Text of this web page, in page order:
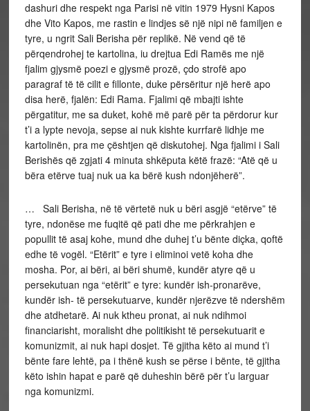
dashuri dhe respekt nga Parisi në vitin 1979 Hysni Kapos
dhe Vito Kapos, me rastin e lindjes së një nipi në familjen e
tyre, u ngrit Sali Berisha për replikë. Në vend që të
përqendrohej te kartolina, iu drejtua Edi Ramës me një
fjalim gjysmë poezi e gjysmë prozë, çdo strofë apo
paragraf të të cilit e fillonte, duke përsëritur një herë apo
disa herë, fjalën: Edi Rama. Fjalimi që mbajti ishte
përgatitur, me sa duket, kohë më parë për ta përdorur kur
t’i a lypte nevoja, sepse ai nuk kishte kurrfarë lidhje me
kartolinën, pra me çështjen që diskutohej. Nga fjalimi i Sali
Berishës që zgjati 4 minuta shkëputa këtë frazë: “Atë që u
bëra etërve tuaj nuk ua ka bërë kush ndonjëherë”.
… Sali Berisha, në të vërtetë nuk u bëri asgjë “etërve” të
tyre, ndonëse me fuqitë që pati dhe me përkrahjen e
popullit të asaj kohe, mund dhe duhej t’u bënte diçka, qoftë
edhe të vogël. “Etërit” e tyre i eliminoi vetë koha dhe
mosha. Por, ai bëri, ai bëri shumë, kundër atyre që u
persekutuan nga “etërit” e tyre: kundër ish-pronarëve,
kundër ish- të persekutuarve, kundër njerëzve të ndershëm
dhe atdhetarë. Ai nuk ktheu pronat, ai nuk ndihmoi
financiarisht, moralisht dhe politikisht të persekutuarit e
komunizmit, ai nuk hapi dosjet. Të gjitha këto ai mund t’i
bënte fare lehtë, pa i thënë kush se përse i bënte, të gjitha
këto ishin hapat e parë që duheshin bërë për t’u larguar
nga komunizmi.